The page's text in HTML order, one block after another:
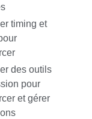
timing et
des outils
pour
et gérer